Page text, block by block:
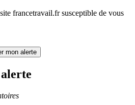
francetravail.fr susceptible de vous
mon alerte